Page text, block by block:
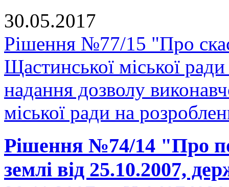
30.05.2017
Рішення №77/15 "Про
Щастинської міської
надання дозволу
міської ради на
Рішення №74/14 "Про
землі від 25.10.2007,